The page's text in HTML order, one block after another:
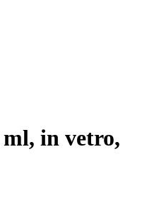
ml, in vetro,